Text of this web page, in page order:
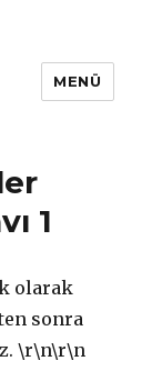
MENÜ
1
olarak
sonra
\r\n\r\n